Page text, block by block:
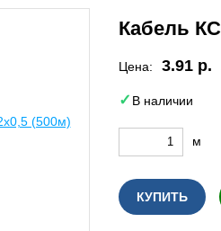
Кабель
Цена: 3.91 р.
В наличии
м
КУПИТЬ